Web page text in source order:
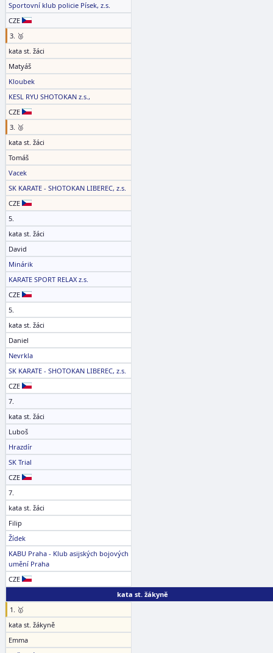
Sportovní klub policie Písek, z.s.
CZE
3. 🥉
kata st. žáci
Matyáš
Kloubek
KESL RYU SHOTOKAN z.s.,
CZE
3. 🥉
kata st. žáci
Tomáš
Vacek
SK KARATE - SHOTOKAN LIBEREC, z.s.
CZE
5.
kata st. žáci
David
Minárik
KARATE SPORT RELAX z.s.
CZE
5.
kata st. žáci
Daniel
Nevrkla
SK KARATE - SHOTOKAN LIBEREC, z.s.
CZE
7.
kata st. žáci
Luboš
Hrazdír
SK Trial
CZE
7.
kata st. žáci
Filip
Žídek
KABU Praha - Klub asijských bojových
umění Praha
CZE
kata st. žákyně
1. 🥇
kata st. žákyně
Emma